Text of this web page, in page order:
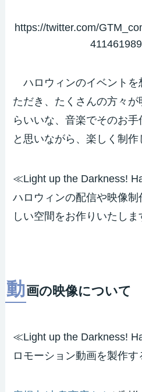
https://twitter.com/
ハロウィンのイベントを
ただき、たくさんの方々
らいいな、音楽でそのお
と思いながら、楽しく制作
≪Light up the Darkness!
ハロウィンの配信や映像
しい空間をお作りいたしま
動画の映像について
≪Light up the Darkness!
ロモーション動画を製作す